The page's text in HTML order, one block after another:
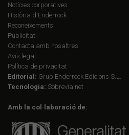
Notícies corporatives
Història d'Enderrock
Reconeixements
Publicitat
Contacta amb nosaltres
Avís legal
Política de privacitat
Editorial: Grup Enderrock Edicions S.L.
Tecnologia: Sobrevia.net
Amb la col·laboració de: